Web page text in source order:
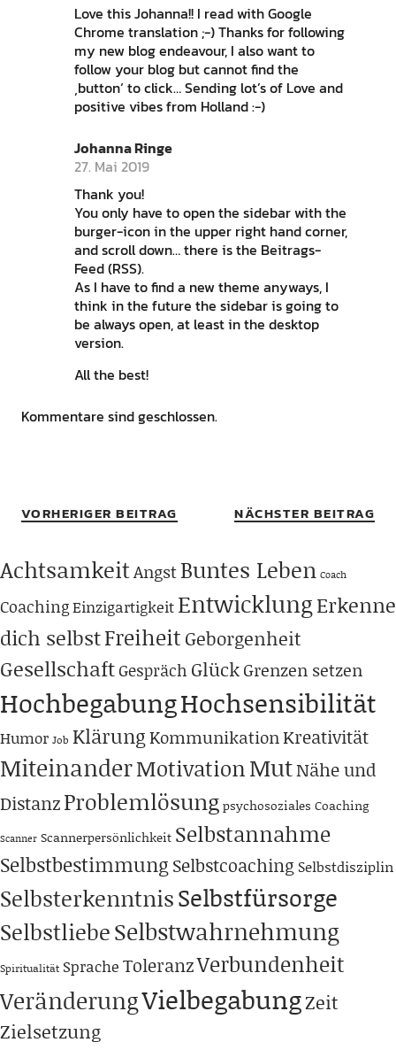
Love this Johanna!! I read with Google
Chrome translation ;-) Thanks for following
my new blog endeavour, I also want to
follow your blog but cannot find the
‚button‘ to click… Sending lot’s of Love and
positive vibes from Holland :-)
Johanna Ringe
27. Mai 2019
Thank you!
You only have to open the sidebar with the
burger-icon in the upper right hand corner,
and scroll down… there is the Beitrags-
Feed (RSS).
As I have to find a new theme anyways, I
think in the future the sidebar is going to
be always open, at least in the desktop
version.
All the best!
Kommentare sind geschlossen.
VORHERIGER BEITRAG NÄCHSTER BEITRAG
AchtsamkeitAngstBuntes Leben Coach
CoachingEinzigartigkeit EntwicklungErkenne
dich selbstFreiheit Geborgenheit
GesellschaftGespräch GlückGrenzen setzen
HochbegabungHochsensibilität
Humor Job KlärungKommunikationKreativität
MiteinanderMotivationMutNähe und
DistanzProblemlösungpsychosoziales Coaching
Scanner Scannerpersönlichkeit Selbstannahme
Selbstbestimmung Selbstcoaching Selbstdisziplin
SelbsterkenntnisSelbstfürsorge
SelbstliebeSelbstwahrnehmung
Spiritualität Sprache ToleranzVerbundenheit
VeränderungVielbegabungZeit
Zielsetzung